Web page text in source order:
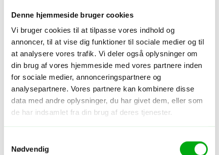
Denne hjemmeside bruger cookies
Vi bruger cookies til at tilpasse vores indhold og
annoncer, til at vise dig funktioner til sociale medier og til
at analysere vores trafik. Vi deler også oplysninger om
din brug af vores hjemmeside med vores partnere inden
for sociale medier, annonceringspartnere og
analysepartnere. Vores partnere kan kombinere disse
data med andre oplysninger, du har givet dem, eller som
de har indsamlet fra din brug af deres tjenester.
Nødvendig
strand. Det er netop kombinationen, der gør Coron så
god: store oplevelser på havet og god tid på en
paradisø bagefter.
Vi har samlet nogle af de smukkeste strande i området
herunder.
mellem kalkstensklipperne til lange palmestrande på de